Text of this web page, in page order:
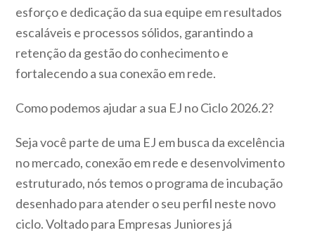
esforço e dedicação da sua equipe em resultados
escaláveis e processos sólidos, garantindo a
retenção da gestão do conhecimento e
fortalecendo a sua conexão em rede.
Como podemos ajudar a sua EJ no Ciclo 2026.2?
Seja você parte de uma EJ em busca da excelência
no mercado, conexão em rede e desenvolvimento
estruturado, nós temos o programa de incubação
desenhado para atender o seu perfil neste novo
ciclo. Voltado para Empresas Juniores já